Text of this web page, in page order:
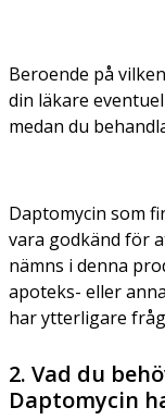
Beroende på
din läkare
medan du
Daptomycin som
vara godkänd för
nämns i denna
apoteks- eller
har ytterligare
2. Vad du
Daptomycin